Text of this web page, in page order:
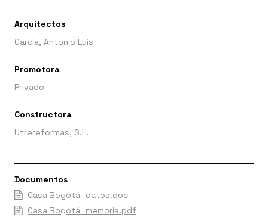
Arquitectos
García, Antonio Luis
Promotora
Privado
Constructora
Utrereformas, S.L.
Documentos
Casa Bogotá_datos.doc
Casa Bogotá_memoria.pdf